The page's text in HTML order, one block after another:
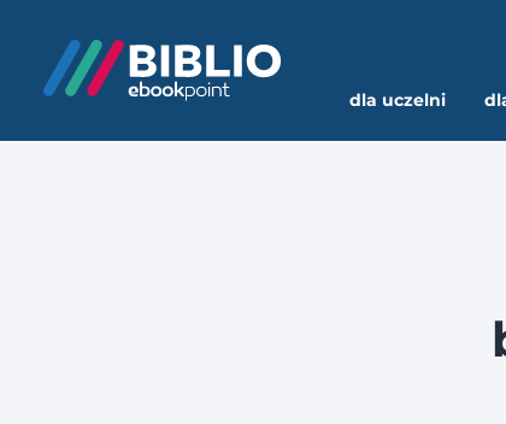
dla uczelni